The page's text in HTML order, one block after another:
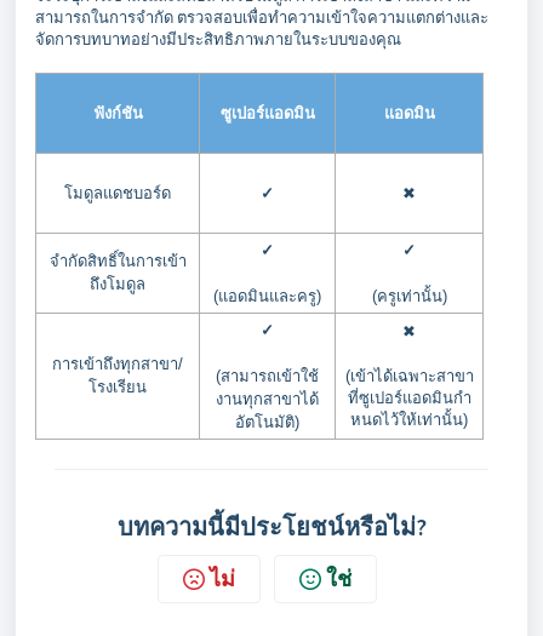
สามารถในการจำกัด ตรวจสอบเพื่อทำความเข้าใจความแตกต่างและ
จัดการบทบาทอย่างมีประสิทธิภาพภายในระบบของคุณ
ฟังก์ชัน ซูเปอร์แอดมิน แอดมิน
โมดูลแดชบอร์ด ✓ ✖
จำกัดสิทธิ์ในการเข้า
ถึงโมดูล
✓
(แอดมินและครู)
✓
(ครูเท่านั้น)
การเข้าถึงทุกสาขา/
โรงเรียน
✓
(สามารถเข้าใช้
งานทุกสาขาได้
อัตโนมัติ)
✖
(เข้าได้เฉพาะสาขา
ที่ซูเปอร์แอดมินกำ
หนดไว้ให้เท่านั้น)
บทความนี้มีประโยชน์หรือไม่?
ไม่ ใช่